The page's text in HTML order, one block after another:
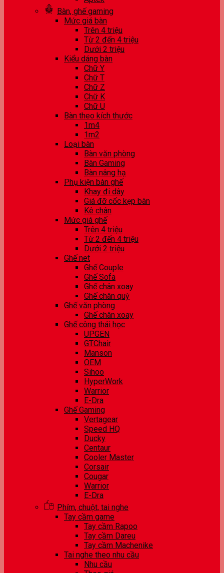
Bàn, ghế gaming
Mức giá bàn
Trên 4 triệu
Từ 2 đến 4 triệu
Dưới 2 triệu
Kiểu dáng bàn
Chữ Y
Chữ T
Chữ Z
Chữ K
Chữ U
Bàn theo kích thước
1m4
1m2
Loại bàn
Bàn văn phòng
Bàn Gaming
Bàn nâng hạ
Phụ kiện bàn ghế
Khay đi dây
Giá đỡ cốc kẹp bàn
Kê chân
Mức giá ghế
Trên 4 triệu
Từ 2 đến 4 triệu
Dưới 2 triệu
Ghế net
Ghế Couple
Ghế Sofa
Ghế chân xoay
Ghế chân quỳ
Ghế văn phòng
Ghế chân xoay
Ghế công thái học
UPGEN
GTChair
Manson
OEM
Sihoo
HyperWork
Warrior
E-Dra
Ghế Gaming
Vertagear
Speed HQ
Ducky
Centaur
Cooler Master
Corsair
Cougar
Warrior
E-Dra
Phím, chuột, tai nghe
Tay cầm game
Tay cầm Rapoo
Tay cầm Dareu
Tay cầm Machenike
Tai nghe theo nhu cầu
Nhu cầu